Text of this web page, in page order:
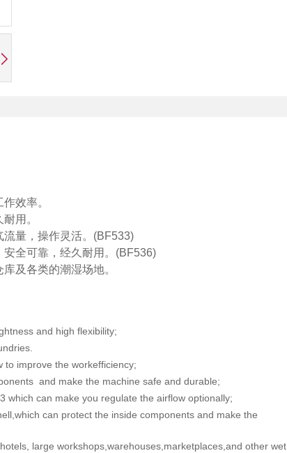
效率。
用。
流量，操作灵活。(BF533)
全可靠， 经久耐用。(BF536)
库及各类的潮湿场地。
and high flexibility;
to improve the workefficiency;
and make the machine safe and durable;
which can make you regulate the airflow optionally;
can protect the inside components and make the
large workshops,warehouses,marketplaces,and other wet